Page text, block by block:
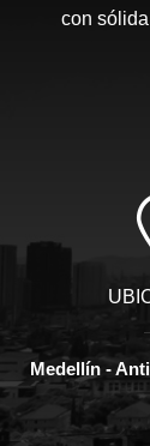
con
Medellín -